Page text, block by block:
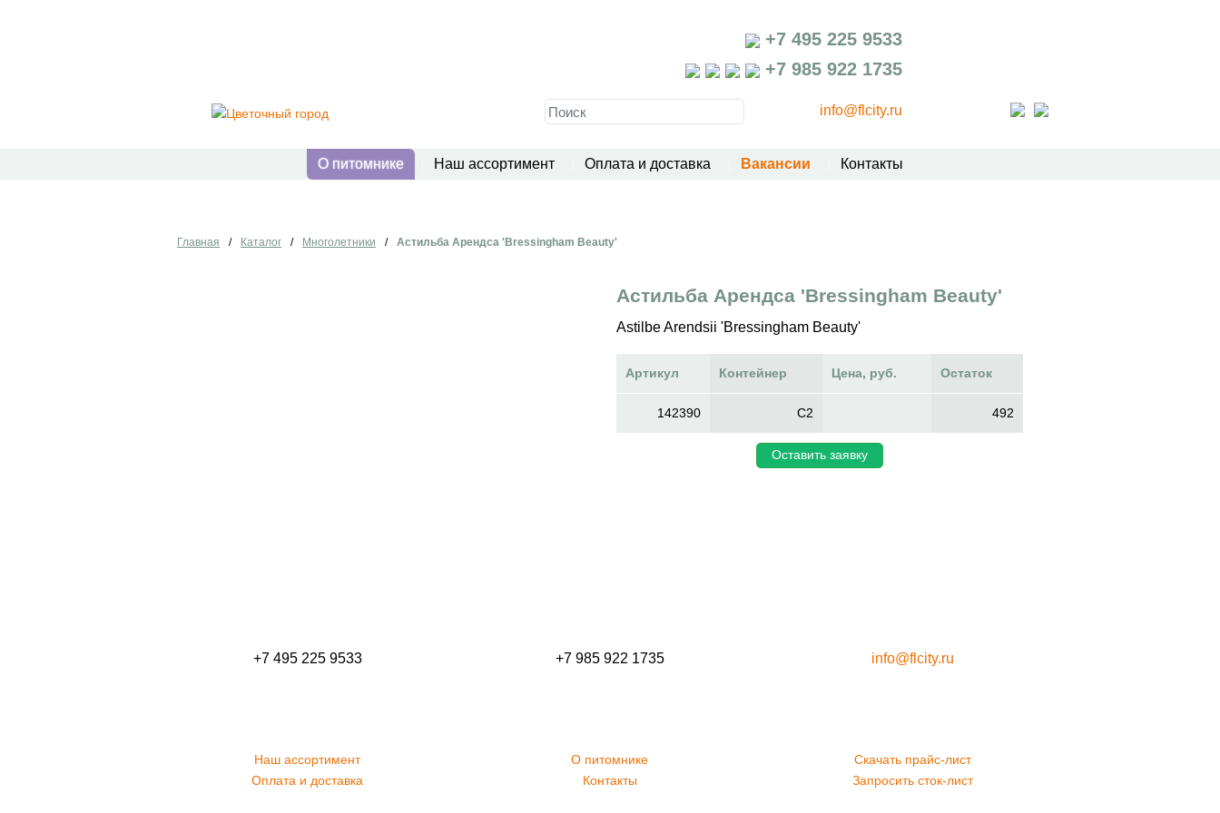
+7 495 225 9533
+7 985 922 1735
info@flcity.ru
О питомнике Наш ассортимент Оплата и доставка Вакансии Контакты
Главная / Каталог / Многолетники / Астильба Арендса 'Bressingham Beauty'
Астильба Арендса 'Bressingham Beauty'
Astilbe Arendsii 'Bressingham Beauty'
Артикул Контейнер Цена, руб. Остаток
142390 C2 492
Оставить заявку
+7 495 225 9533 +7 985 922 1735 info@flcity.ru
Наш ассортимент О питомнике
Скачать прайс-лист
Оплата и доставка
Контакты Запросить сток-лист